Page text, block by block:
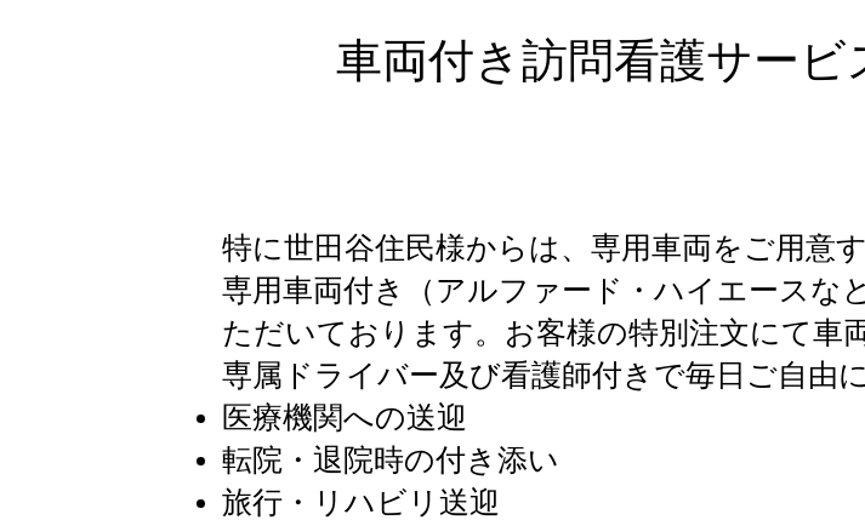
車両付き訪問看護サービ
特に世田谷住民様からは、専用車両をご用意
専用車両付き（アルファード・ハイエースな
ただいております。お客様の特別注文にて車
専属ドライバー及び看護師付きで毎日ご自由
医療機関への送迎
転院・退院時の付き添い
旅行・リハビリ送迎